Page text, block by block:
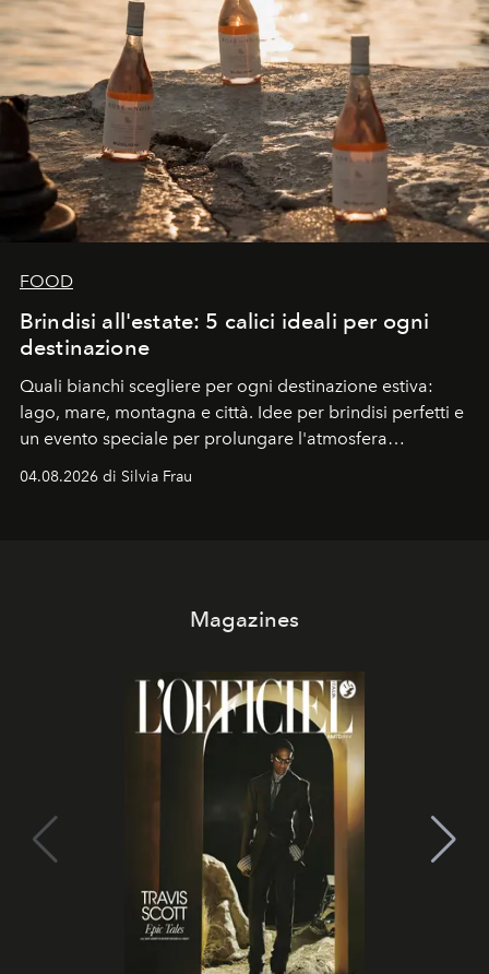
FOOD
Brindisi all'estate: 5 calici ideali per ogni
destinazione
Quali bianchi scegliere per ogni destinazione estiva:
lago, mare, montagna e città. Idee per brindisi perfetti e
un evento speciale per prolungare l'atmosfera
04.08.2026 di Silvia Frau
Magazines